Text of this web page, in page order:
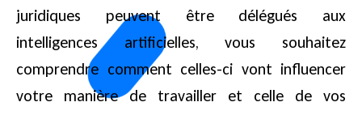
juridiques peuvent être délégués aux
intelligences artificielles, vous souhaitez
comprendre comment celles-ci vont influencer
votre manière de travailler et celle de vos